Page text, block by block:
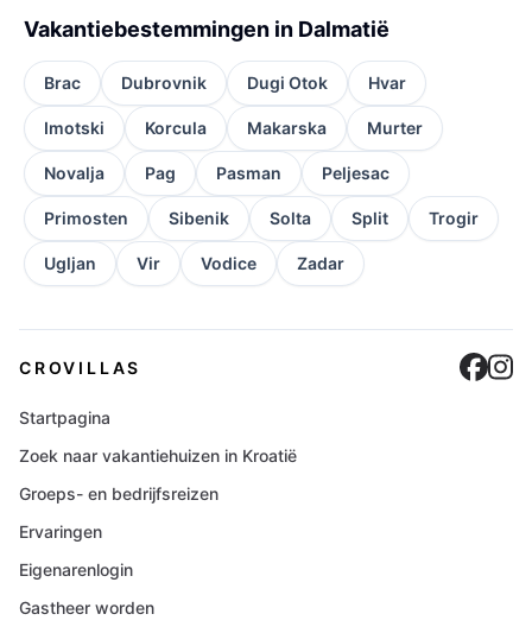
Vakantiebestemmingen in Dalmatië
Brac Dubrovnik Dugi Otok Hvar
Imotski Korcula Makarska Murter
Novalja Pag Pasman Peljesac
Primosten Sibenik Solta Split Trogir
Ugljan Vir Vodice Zadar
CROVILLAS
Startpagina
Zoek naar vakantiehuizen in Kroatië
Groeps- en bedrijfsreizen
Ervaringen
Eigenarenlogin
Gastheer worden